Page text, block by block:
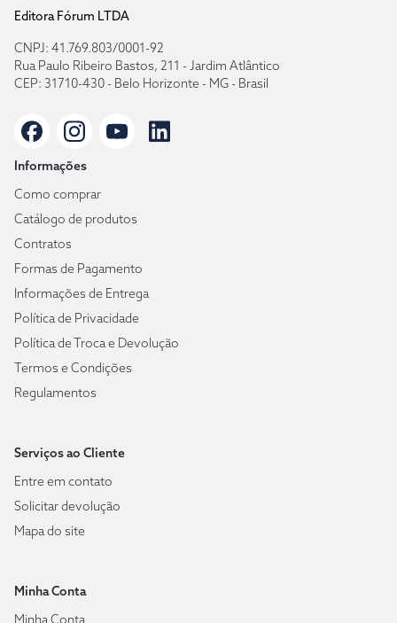
Editora Fórum LTDA
CNPJ: 41.769.803/0001-92
Rua Paulo Ribeiro Bastos, 211 - Jardim Atlântico
CEP: 31710-430 - Belo Horizonte - MG - Brasil
Informações
Como comprar
Catálogo de produtos
Contratos
Formas de Pagamento
Informações de Entrega
Política de Privacidade
Política de Troca e Devolução
Termos e Condições
Regulamentos
Serviços ao Cliente
Entre em contato
Solicitar devolução
Mapa do site
Minha Conta
Minha Conta